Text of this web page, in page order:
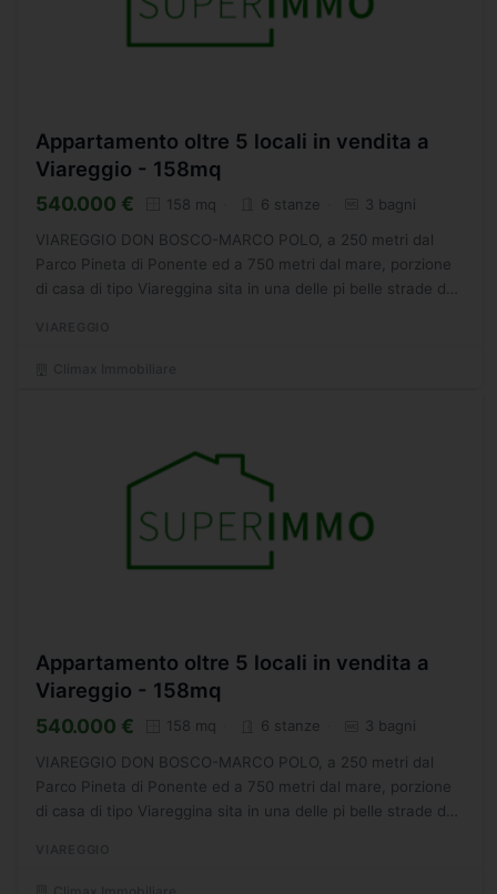
Appartamento oltre 5 locali in vendita a
Viareggio - 158mq
540.000 € 158 mq 6 stanze 3 bagni
VIAREGGIO DON BOSCO-MARCO POLO, a 250 metri dal
Parco Pineta di Ponente ed a 750 metri dal mare, porzione
di casa di tipo Viareggina sita in una delle pi belle strade del
Appartamento oltre 5 locali in vendita a
Viareggio - 158mq
540.000 € 158 mq 6 stanze 3 bagni
VIAREGGIO DON BOSCO-MARCO POLO, a 250 metri dal
Parco Pineta di Ponente ed a 750 metri dal mare, porzione
di casa di tipo Viareggina sita in una delle pi belle strade del